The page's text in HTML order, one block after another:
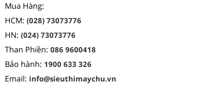
Mua Hàng:
HCM: (028) 73073776
HN: (024) 73073776
Than Phiền: 086 9600418
Bảo hành: 1900 633 326
Email: info@sieuthimaychu.vn